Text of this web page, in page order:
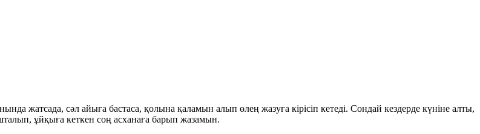
жатсада, сәл айыға бастаса, қолына қаламын алып өлең жазуға кірісіп кетеді. Сондай кездерде күніне алты,
ұйқыға кеткен соң асханаға барып жазамын.